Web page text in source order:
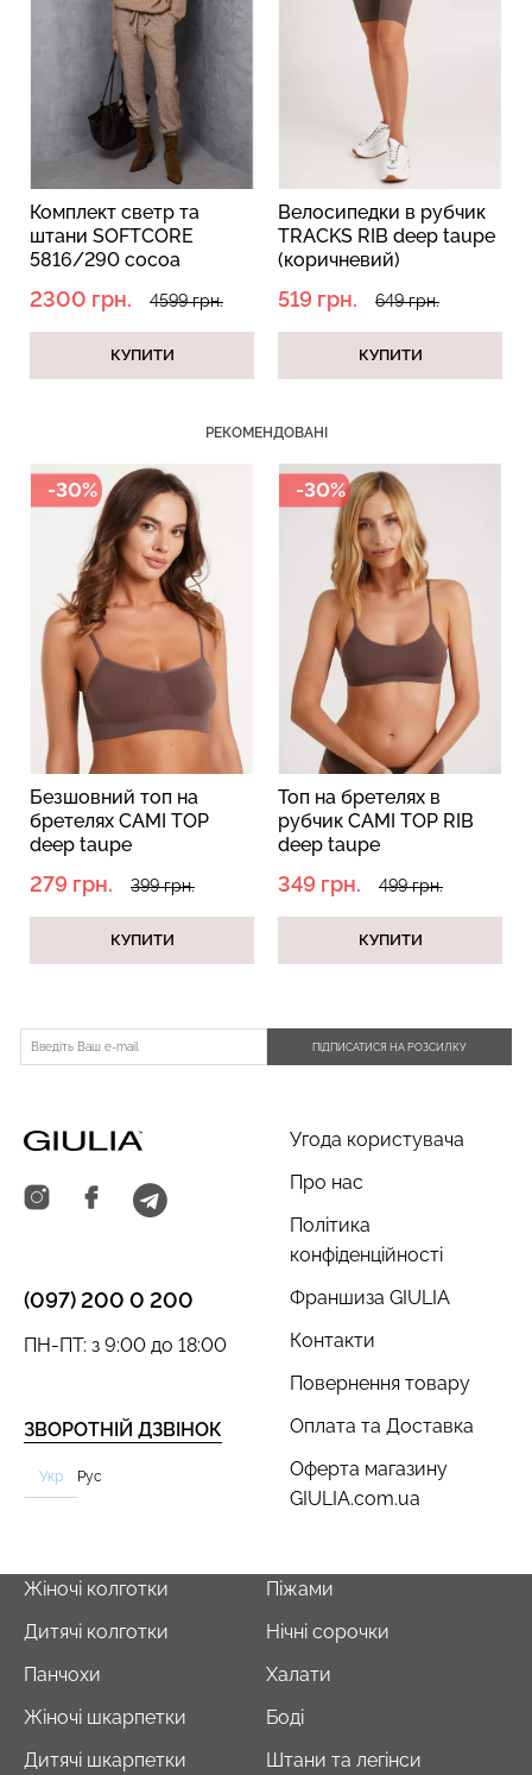
Комплект светр та
штани SOFTCORE
5816/290 cocoa
(коричневий/білий)
2300 грн. 4599 грн.
КУПИТИ
Велосипедки в рубчик
TRACKS RIB deep taupe
(коричневий)
519 грн. 649 грн.
КУПИТИ
РЕКОМЕНДОВАНІ
-30%
Топ на бретелях в
рубчик CAMI TOP RIB
deep taupe
349 грн.
-49%
Безшовний топ з
ефектом пуш-ап
SHAPE deep taupe
250 грн.
ПІДПИСАТИСЯ НА РОЗСИЛКУ
Угода користувача
Про нас
Політика
конфіденційності
Франшиза GIULIA
Контакти
Повернення товару
Оплата та Доставка
Оферта магазину
GIULIA.com.ua
(097) 200 0 200
ЗВОРОТНІЙ ДЗВІНОК
ПН-ПТ: з 9:00 до 18:00
Укр Рус
Жіночі колготки
Дитячі колготки
Панчохи
Жіночі шкарпетки
Дитячі шкарпетки
Піжами
Нічні сорочки
Халати
Боді
Штани та легінси
корекцією BRA
ефектом безшовні
519 грн.